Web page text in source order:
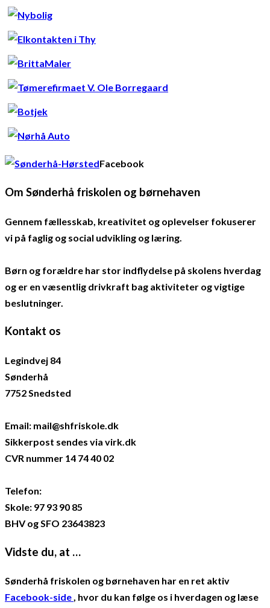
Facebook
Om Sønderhå friskolen og børnehaven
Gennem fællesskab, kreativitet og oplevelser fokuserer
vi på faglig og social udvikling og læring.
Børn og forældre har stor indflydelse på skolens hverdag
og er en væsentlig drivkraft bag aktiviteter og vigtige
beslutninger.
Kontakt os
Legindvej 84
Sønderhå
7752 Snedsted
Email: mail@shfriskole.dk
Sikkerpost sendes via virk.dk
CVR nummer 14 74 40 02
Telefon:
Skole: 97 93 90 85
BHV og SFO 23643823
Vidste du, at …
Sønderhå friskolen og børnehaven har en ret aktiv
Facebook-side, hvor du kan følge os i hverdagen og læse